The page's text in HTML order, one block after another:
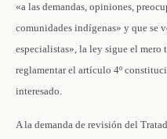
«a las demandas, opiniones,
comunidades indígenas» y que se
especialistas», la ley sigue el
reglamentar el artículo 4º
interesado.
A la demanda de revisión del